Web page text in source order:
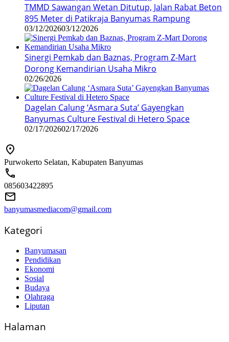
TMMD Sawangan Wetan Ditutup, Jalan Rabat Beton
895 Meter di Patikraja Banyumas Rampung
03/12/202603/12/2026
Sinergi Pemkab dan Baznas, Program Z-Mart
Dorong Kemandirian Usaha Mikro
02/26/2026
Dagelan Calung ‘Asmara Suta’ Gayengkan
Banyumas Culture Festival di Hetero Space
02/17/202602/17/2026
Purwokerto Selatan, Kabupaten Banyumas
085603422895
banyumasmediacom@gmail.com
Kategori
Banyumasan
Pendidikan
Ekonomi
Sosial
Budaya
Olahraga
Liputan
Halaman